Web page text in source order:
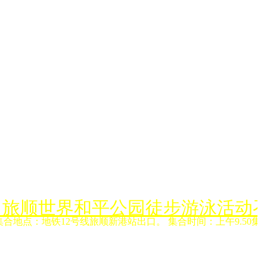
顺世界和平公园徒步游泳活动
地点：地铁12号线旅顺新港站出口。 集合时间：上午9.50集